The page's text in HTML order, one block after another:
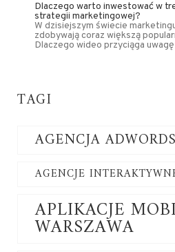
Dlaczego warto inwestować w
strategii marketingowej?
W dzisiejszym świecie
zdobywają coraz większą
Dlaczego wideo przyciąga
TAGI
AGENCJA ADWORDS
AGENCJE
APLIKACJE
WARSZAWA